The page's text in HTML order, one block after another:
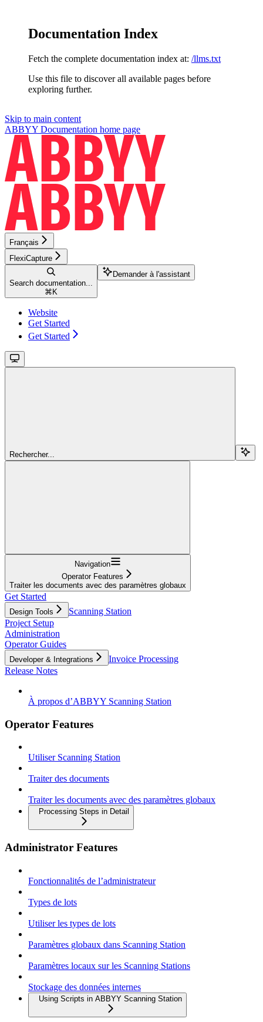
Documentation Index
Fetch the complete documentation index at: /llms.txt
Use this file to discover all available pages before
exploring further.
Skip to main content
ABBYY Documentation home page
Français
FlexiCapture
Search documentation...
⌘ K
Demander à l'assistant
Website
Get Started
Get Started
Rechercher...
Navigation
Operator Features
Traiter les documents avec des paramètres globaux
Get Started
Design Tools
Scanning Station
Project Setup
Administration
Operator Guides
Developer & Integrations
Invoice Processing
Release Notes
À propos d’ABBYY Scanning Station
Operator Features
Utiliser Scanning Station
Traiter des documents
Traiter les documents avec des paramètres globaux
Processing Steps in Detail
Administrator Features
Fonctionnalités de l’administrateur
Types de lots
Utiliser les types de lots
Paramètres globaux dans Scanning Station
Paramètres locaux sur les Scanning Stations
Stockage des données internes
Using Scripts in ABBYY Scanning Station